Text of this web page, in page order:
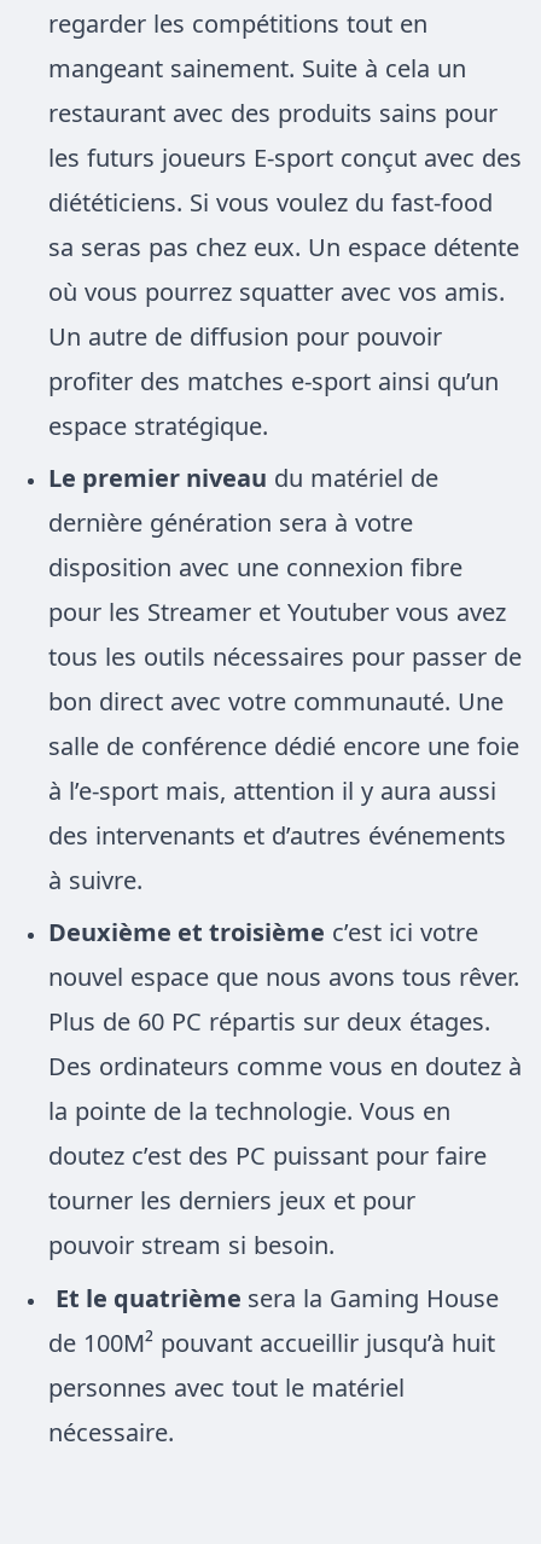
regarder les compétitions tout en
mangeant sainement. Suite à cela un
restaurant avec des produits sains pour
les futurs joueurs E-sport conçut avec des
diététiciens. Si vous voulez du fast-food
sa seras pas chez eux. Un espace détente
où vous pourrez squatter avec vos amis.
Un autre de diffusion pour pouvoir
profiter des matches e-sport ainsi qu’un
espace stratégique.
Le premier niveau du matériel de
dernière génération sera à votre
disposition avec une connexion fibre
pour les Streamer et Youtuber vous avez
tous les outils nécessaires pour passer de
bon direct avec votre communauté. Une
salle de conférence dédié encore une foie
à l’e-sport mais, attention il y aura aussi
des intervenants et d’autres événements
à suivre.
Deuxième et troisième c’est ici votre
nouvel espace que nous avons tous rêver.
Plus de 60 PC répartis sur deux étages.
Des ordinateurs comme vous en doutez à
la pointe de la technologie. Vous en
doutez c’est des PC puissant pour faire
tourner les derniers jeux et pour
pouvoir stream si besoin.
Et le quatrième sera la Gaming House
de 100M² pouvant accueillir jusqu’à huit
personnes avec tout le matériel
nécessaire.